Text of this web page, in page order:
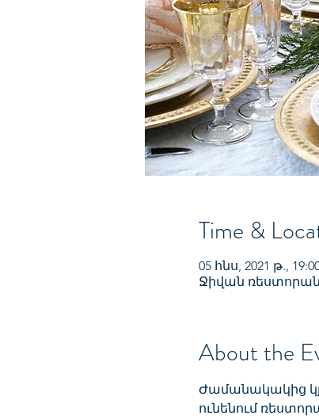
Time &
05 հնս, 2021 թ.,
Ջիվան
About the
Ժամանակակից
ունենում